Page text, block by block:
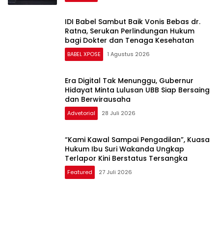
IDI Babel Sambut Baik Vonis Bebas dr.
Ratna, Serukan Perlindungan Hukum
bagi Dokter dan Tenaga Kesehatan
BABEL XPOSE 1 Agustus 2026
Era Digital Tak Menunggu, Gubernur
Hidayat Minta Lulusan UBB Siap Bersaing
dan Berwirausaha
Advetorial 28 Juli 2026
“Kami Kawal Sampai Pengadilan”, Kuasa
Hukum Ibu Suri Wakanda Ungkap
Terlapor Kini Berstatus Tersangka
Featured 27 Juli 2026